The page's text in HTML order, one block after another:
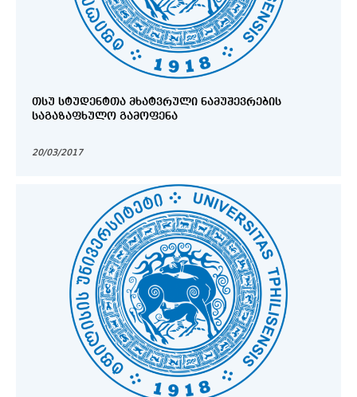
ᲗᲡᲣ ᲡᲢᲣᲓᲔᲜᲢᲗᲐ ᲛᲮᲐᲢᲕᲠᲣᲚᲘ ᲜᲐᲛᲣᲨᲔᲕᲠᲔᲑᲘᲡ
ᲡᲐᲒᲐᲖᲐᲤᲮᲣᲚᲝ ᲒᲐᲛᲝᲤᲔᲜᲐ
20/03/2017